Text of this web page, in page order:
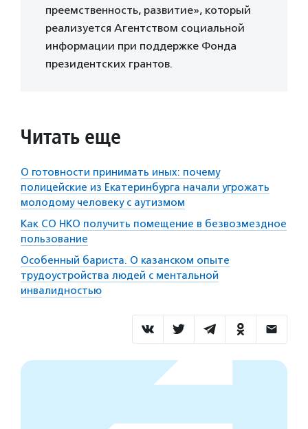
преемственность, развитие», который
реализуется Агентством социальной
информации при поддержке Фонда
президентских грантов.
Читать еще
О готовности принимать иных: почему
полицейские из Екатеринбурга начали угрожать
молодому человеку с аутизмом
Как СО НКО получить помещение в безвозмездное
пользование
Особенный бариста. О казанском опыте
трудоустройства людей с ментальной
инвалидностью